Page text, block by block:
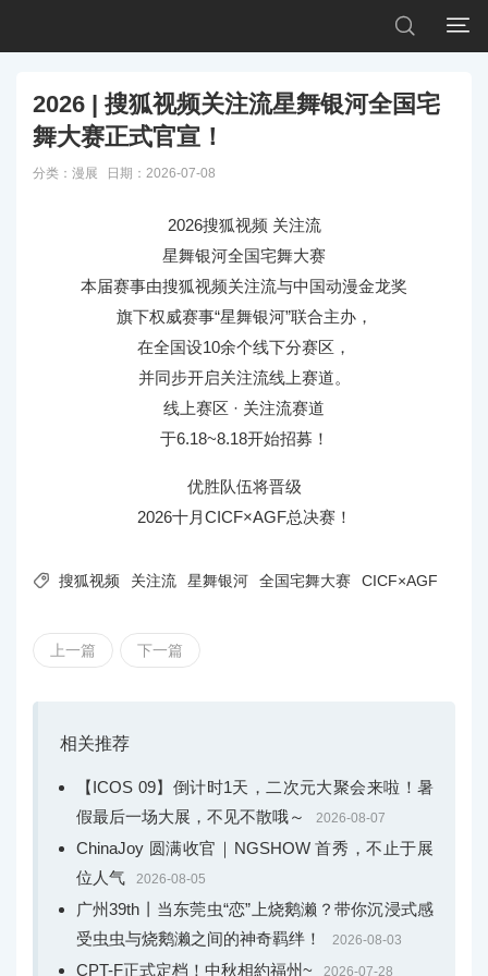


2026 | 搜狐视频关注流星舞银河全国宅
舞大赛正式官宣！
分类： 漫展 日期：2026-07-08
2026搜狐视频 关注流
星舞银河全国宅舞大赛
本届赛事由搜狐视频关注流与中国动漫金龙奖
旗下权威赛事“星舞银河”联合主办，
在全国设10余个线下分赛区，
并同步开启关注流线上赛道。
线上赛区 · 关注流赛道
于6.18~8.18开始招募！
优胜队伍将晋级
2026十月CICF×AGF总决赛！
 搜狐视频 关注流 星舞银河 全国宅舞大赛 CICF×AGF
上一篇 下一篇
相关推荐
【ICOS 09】倒计时1天，二次元大聚会来啦！暑
假最后一场大展，不见不散哦～
2026-08-07
ChinaJoy 圆满收官｜NGSHOW 首秀，不止于展
位人气
2026-08-05
广州39th丨当东莞虫“恋”上烧鹅濑？带你沉浸式感
受虫虫与烧鹅濑之间的神奇羁绊！
2026-08-03
CPT-F正式定档！中秋相約福州~ 2026-07-28